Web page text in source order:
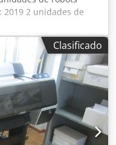
2019 2 unidades de
como paquete,
en la imagen.
a empresas
el artículo 14 del
Hreg Toha
Clasificado